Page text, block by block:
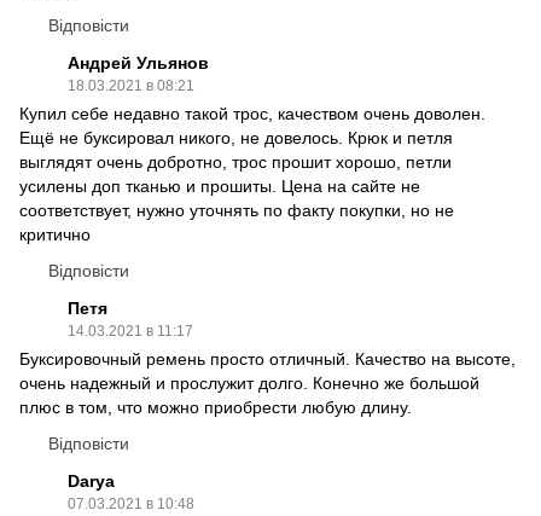
Відповісти
Андрей Ульянов
18.03.2021 в 08:21
Купил себе недавно такой трос, качеством очень доволен.
Ещё не буксировал никого, не довелось. Крюк и петля
выглядят очень добротно, трос прошит хорошо, петли
усилены доп тканью и прошиты. Цена на сайте не
соответствует, нужно уточнять по факту покупки, но не
критично
Відповісти
Петя
14.03.2021 в 11:17
Буксировочный ремень просто отличный. Качество на высоте,
очень надежный и прослужит долго. Конечно же большой
плюс в том, что можно приобрести любую длину.
Відповісти
Darya
07.03.2021 в 10:48